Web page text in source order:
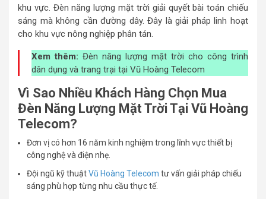
khu vực. Đèn năng lượng mặt trời giải quyết bài toán chiếu
sáng mà không cần đường dây. Đây là giải pháp linh hoạt
cho khu vực nông nghiệp phân tán.
Xem thêm: Đèn năng lượng mặt trời cho công trình
dân dụng và trang trại tại Vũ Hoàng Telecom
Vì Sao Nhiều Khách Hàng Chọn Mua
Đèn Năng Lượng Mặt Trời Tại Vũ Hoàng
Telecom?
Đơn vị có hơn 16 năm kinh nghiệm trong lĩnh vực thiết bị
công nghệ và điện nhẹ.
Đội ngũ kỹ thuậtVũ Hoàng Telecom tư vấn giải pháp chiếu
sáng phù hợp từng nhu cầu thực tế.